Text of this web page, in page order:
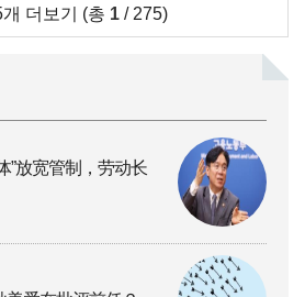
개 더보기 (총 1 / 275)
”放宽管制，劳动长